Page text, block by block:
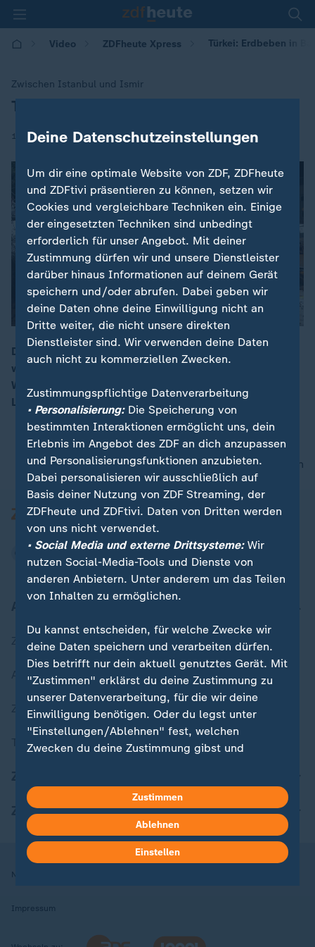
Video ZDFheute Xpress Türkei: Erdbeben in
Zwischen Istanbul und Ismir
:
Türkei: Erdbeben in Balikesir
11.08.2025 | 09:59
Die Türkei ist erneut von einem Erdbeben erschüttert
worden. Das Epizentrum lag in der Provinz Balikesir im
Westen des Landes. Mindestens ein Mensch soll ums
Leben gekommen sein.
nach oben
Zuletzt veröffentlicht
Aktuelle Sendungs-Videos
ZDFheute Stories
Themen im Überblick
ZDFheute Apps
Nutzungsbedingungen
Impressum
Deine Datenschutzeinstellungen
Um dir eine optimale Website von ZDF, ZDFheute
und ZDFtivi präsentieren zu können, setzen wir
Cookies und vergleichbare Techniken ein. Einige
der eingesetzten Techniken sind unbedingt
erforderlich für unser Angebot. Mit deiner
Zustimmung dürfen wir und unsere Dienstleister
darüber hinaus Informationen auf deinem Gerät
speichern und/oder abrufen. Dabei geben wir
deine Daten ohne deine Einwilligung nicht an
Dritte weiter, die nicht unsere direkten
Dienstleister sind. Wir verwenden deine Daten
auch nicht zu kommerziellen Zwecken.
Zustimmungspflichtige Datenverarbeitung
• Personalisierung:Die Speicherung von
bestimmten Interaktionen ermöglicht uns, dein
Erlebnis im Angebot des ZDF an dich anzupassen
und Personalisierungsfunktionen anzubieten.
Dabei personalisieren wir ausschließlich auf
Basis deiner Nutzung von ZDF Streaming, der
ZDFheute und ZDFtivi. Daten von Dritten werden
von uns nicht verwendet.
• Social Media und externe Drittsysteme:Wir
nutzen Social-Media-Tools und Dienste von
anderen Anbietern. Unter anderem um das Teilen
von Inhalten zu ermöglichen.
Du kannst entscheiden, für welche Zwecke wir
deine Daten speichern und verarbeiten dürfen.
Dies betrifft nur dein aktuell genutztes Gerät. Mit
"Zustimmen" erklärst du deine Zustimmung zu
unserer Datenverarbeitung, für die wir deine
Einwilligung benötigen. Oder du legst unter
"Einstellungen/Ablehnen" fest, welchen
Zwecken du deine Zustimmung gibst und
in deinen Einstellungen widerrufen oder ändern.
Hier findest du das Impressum.
Weitere Informationen findest du in unserer
Datenschutzerklärung.
Zustimmen
Ablehnen
Einstellen